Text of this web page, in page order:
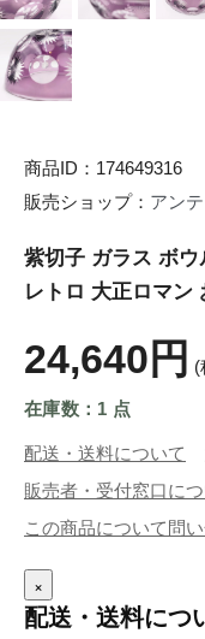
商品ID：174649316
販売ショップ： アン
紫切子 ガラス ボ
レトロ 大正ロマン
24,640円 (
在庫数：1 点
配送・送料について
販売者・受付窓口に
この商品について問
×
配送・送料につ